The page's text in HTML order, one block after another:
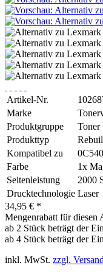
Artikel-Nr.
Marke
Produktgruppe
Toner
Produkttyp
Kompatibel zu
Farbe
1x
Seitenleistung
2000
Drucktechnologie Laser
34,95 € *
Mengenrabatt für diesen
ab 2 Stück beträgt der
ab 4 Stück beträgt der
inkl. MwSt. zzgl.